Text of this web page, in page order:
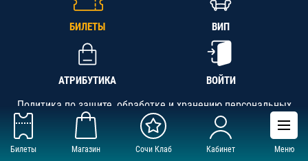
Билеты Магазин Сочи Клаб Кабинет Меню
БИЛЕТЫ ВИП
АТРИБУТИКА ВОЙТИ
Политика по защите, обработке и хранению персональных
данных
АНО «СК «Кубань-Регион», ОГРН 1142300002349,